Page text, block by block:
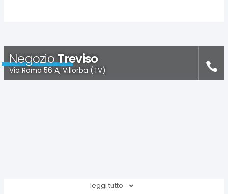
NegozioTreviso
Via Roma 56 A, Villorba (TV)
leggi tutto